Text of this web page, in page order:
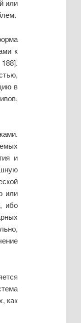
или
к
в
и
или
ибо
как